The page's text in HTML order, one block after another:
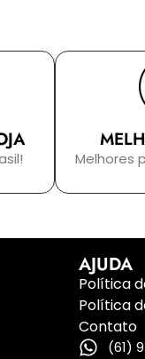
Melhores
AJUDA
Política
Política
Contato
(61)